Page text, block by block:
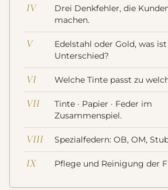
IV
Drei Denkfehler, die
machen.
V
Edelstahl oder Gold, was
Unterschied?
VI Welche Tinte passt zu
VII
Tinte · Papier · Feder im
Zusammenspiel.
VIII Spezialfedern: OB, OM,
IX Pflege und Reinigung der